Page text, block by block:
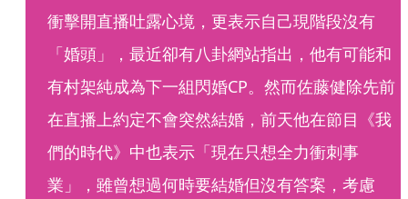
衝擊開直播吐露心境，更表示自己現階段沒有
「婚頭」，最近卻有八卦網站指出，他有可能和
有村架純成為下一組閃婚CP。然而佐藤健除先前
在直播上約定不會突然結婚，前天他在節目《我
們的時代》中也表示「現在只想全力衝刺事
業」，雖曾想過何時要結婚但沒有答案，考慮